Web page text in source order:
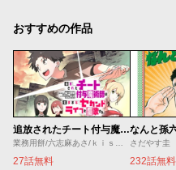
おすすめの作品
追放されたチート付与魔術師は気ままなセカンドライフを謳歌する。 ～俺は武器だけじゃなく、あらゆるものに『強化ポイント』を付与できるし、俺の意思でいつでも効果を解除できるけど、残った人たち大丈夫？～
27話無料
なんと孫
さだやす圭
232話無料